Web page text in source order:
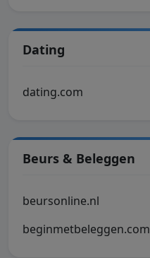
Dating
dating.com
Beurs & Beleggen
beursonline.nl
beginmetbeleggen.com